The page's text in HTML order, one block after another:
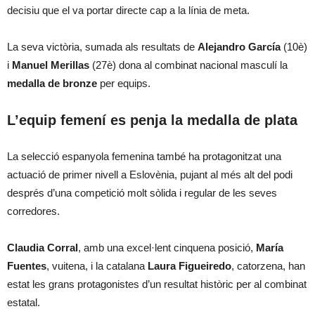
decisiu que el va portar directe cap a la línia de meta.
La seva victòria, sumada als resultats de Alejandro García(10è)
i Manuel Merillas (27è) dona al combinat nacional masculí la
medalla de bronze per equips.
L’equip femení es penja la medalla de plata
La selecció espanyola femenina també ha protagonitzat una
actuació de primer nivell a Eslovènia, pujant al més alt del podi
després d’una competició molt sòlida i regular de les seves
corredores.
Claudia Corral, amb una excel·lent cinquena posició, María
Fuentes, vuitena, i la catalana Laura Figueiredo, catorzena, han
estat les grans protagonistes d’un resultat històric per al combinat
estatal.